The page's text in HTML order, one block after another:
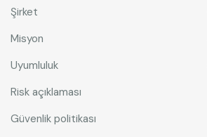
Şirket
Misyon
Uyumluluk
Risk açıklaması
Güvenlik politikası